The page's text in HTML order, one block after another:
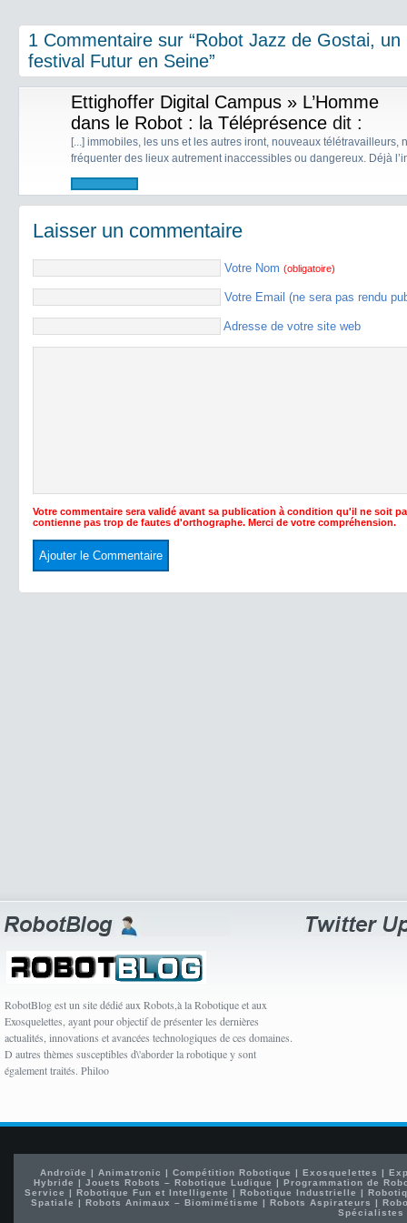
1 Commentaire sur “Robot Jazz de Gostai,
festival Futur en Seine”
Ettighoffer Digital Campus » L’Homme
dans le Robot : la Téléprésence dit :
[...] immobiles, les uns et les autres iront, nouveaux télétravailleurs,
fréquenter des lieux autrement inaccessibles ou dangereux. Déjà
Laisser un commentaire
Votre Nom (obligatoire)
Votre Email (ne sera pas rendu
Adresse de votre site web
Votre commentaire sera validé avant sa publication à condition qu'il ne soit
contienne pas trop de fautes d'orthographe. Merci de votre compréhension.
RobotBlog est un site dédié aux Robots,à la Robotique et aux
Exosquelettes, ayant pour objectif de présenter les dernières
actualités, innovations et avancées technologiques de ces domaines.
D autres thèmes susceptibles d\'aborder la robotique y sont
également traités. Philoo
Androïde | Animatronic | Compétition Robotique | Exosquelettes |
Hybride |Jouets Robots – Robotique Ludique |Programmation de
Service | Robotique Fun et Intelligente | Robotique Industrielle |
Spatiale | Robots Animaux – Biomimétisme | Robots Aspirateurs |
Spécialistes